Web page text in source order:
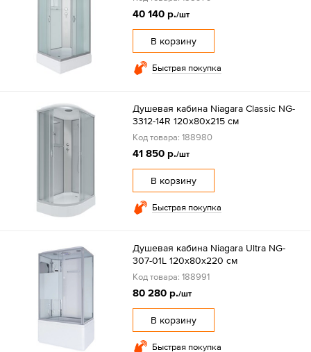
40 140 р./шт
В корзину
Быстрая покупка
Душевая кабина Niagara Classic NG-
3312-14R 120х80х215 см
Код товара: 188980
41 850 р./шт
В корзину
Быстрая покупка
Душевая кабина Niagara Ultra NG-
307-01L 120х80х220 см
Код товара: 188991
80 280 р./шт
В корзину
Быстрая покупка